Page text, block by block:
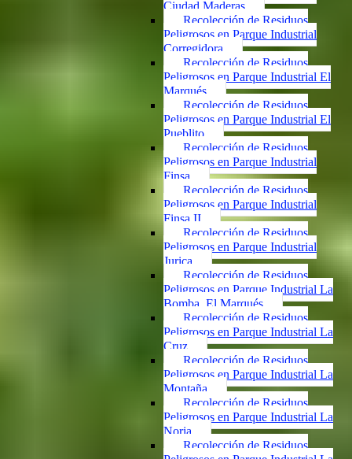
Ciudad Maderas
Recolección de Residuos
Peligrosos en Parque Industrial
Corregidora
Recolección de Residuos
Peligrosos en Parque Industrial El
Marqués
Recolección de Residuos
Peligrosos en Parque Industrial El
Pueblito
Recolección de Residuos
Peligrosos en Parque Industrial
Finsa
Recolección de Residuos
Peligrosos en Parque Industrial
Finsa II
Recolección de Residuos
Peligrosos en Parque Industrial
Jurica
Recolección de Residuos
Peligrosos en Parque Industrial La
Bomba, El Marqués
Recolección de Residuos
Peligrosos en Parque Industrial La
Cruz
Recolección de Residuos
Peligrosos en Parque Industrial La
Montaña
Recolección de Residuos
Peligrosos en Parque Industrial La
Noria
Recolección de Residuos